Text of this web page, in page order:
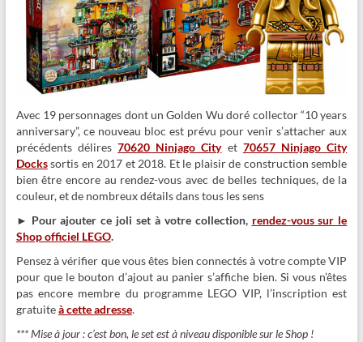
Avec 19 personnages dont un Golden Wu doré collector “10 years
anniversary”, ce nouveau bloc est prévu pour venir s’attacher aux
précédents délires70620 Ninjago Cityet 70657 Ninjago City
Dockssortis en 2017 et 2018. Et le plaisir de construction semble
bien être encore au rendez-vous avec de belles techniques, de la
couleur, et de nombreux détails dans tous les sens
► Pour ajouter ce joli set à votre collection, rendez-vous sur le
Shop officiel LEGO.
Pensez à vérifier que vous êtes bien connectés à votre compte VIP
pour que le bouton d’ajout au panier s’affiche bien. Si vous n’êtes
pas encore membre du programme LEGO VIP, l’inscription est
gratuiteà cette adresse.
*** Mise à jour : c’est bon, le set est à niveau disponible sur le Shop !